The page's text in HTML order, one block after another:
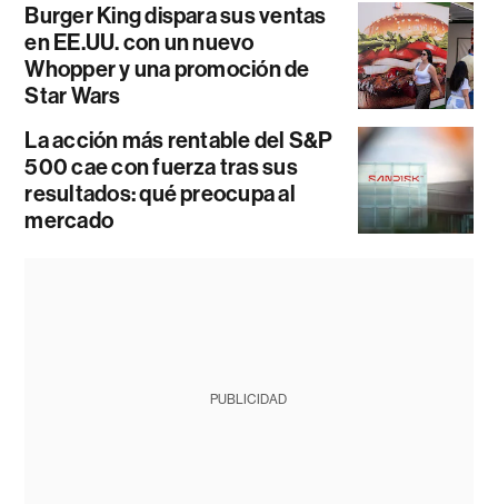
Burger King dispara sus ventas
en EE.UU. con un nuevo
Whopper y una promoción de
Star Wars
La acción más rentable del S&P
500 cae con fuerza tras sus
resultados: qué preocupa al
mercado
PUBLICIDAD